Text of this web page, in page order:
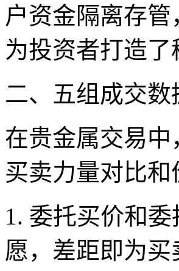
户资金隔离存
为投资者打造
二、五组成交
在贵金属交易
买卖力量对比
1. 委托买价和
愿，差距即为买